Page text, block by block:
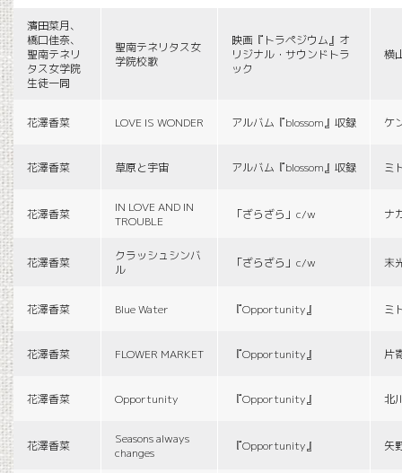
濱田菜月、
橋口佳奈、
聖南テネリ
タス女学院
生徒一同
聖南テネリタス女
学院校歌
映画『トラペジウム』オ
リジナル・サウンドトラ
ック
横
花澤香菜 LOVE IS WONDER アルバム『blossom』収録 ケ
花澤香菜 草原と宇宙 アルバム『blossom』収録 ミ
花澤香菜
IN LOVE AND IN
TROUBLE
「ざらざら」c/w ナ
花澤香菜
クラッシュシンバ
ル
「ざらざら」c/w 末
花澤香菜 Blue Water 『Opportunity』 ミ
花澤香菜 FLOWER MARKET 『Opportunity』 片
花澤香菜 Opportunity 『Opportunity』 北
花澤香菜
Seasons always
changes
『Opportunity』 矢